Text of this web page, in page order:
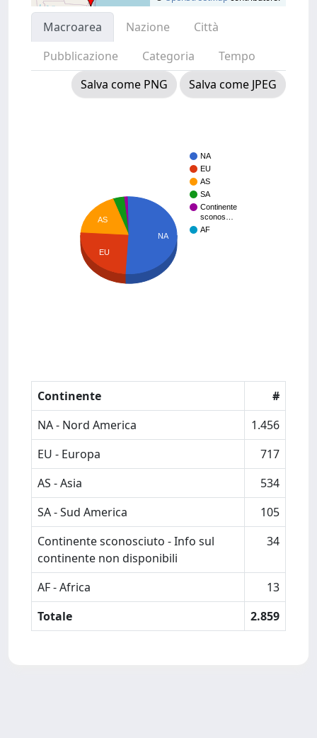
Macroarea Nazione
Città
Pubblicazione
Categoria
Tempo
Salva come PNG
Salva come JPEG
NA
EU
AS
SA
Continente
sconos…
AF
AS
EU
NA
Continente
#
NA - Nord America
1.456
EU - Europa
717
AS - Asia
534
SA - Sud America
105
Continente sconosciuto - Info sul
continente non disponibili
34
AF - Africa
13
Totale
2.859